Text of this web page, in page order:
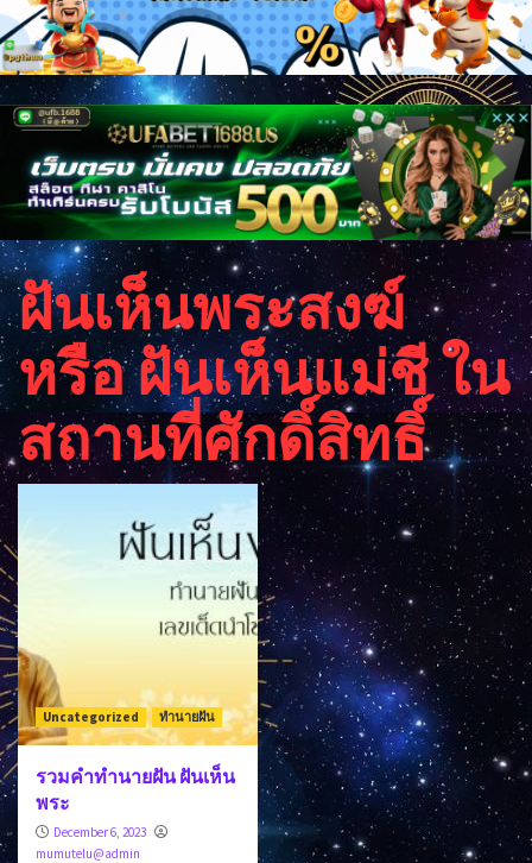
ฝันเห็นพระสงฆ์
หรือ ฝันเห็นแม่ชี ใน
สถานที่ศักดิ์สิทธิ์
Uncategorized ทำนายฝัน
รวมคำทำนายฝัน ฝันเห็น
พระ
December 6, 2023
mumutelu@admin